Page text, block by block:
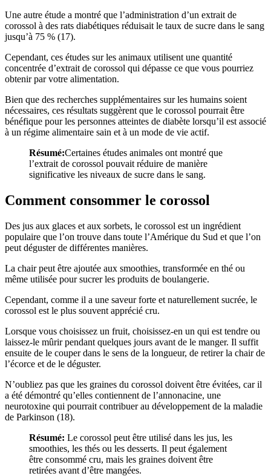
Une autre étude a montré que l’administration d’un extrait de
corossol à des rats diabétiques réduisait le taux de sucre dans le sang
jusqu’à 75 % (17).
Cependant, ces études sur les animaux utilisent une quantité
concentrée d’extrait de corossol qui dépasse ce que vous pourriez
obtenir par votre alimentation.
Bien que des recherches supplémentaires sur les humains soient
nécessaires, ces résultats suggèrent que le corossol pourrait être
bénéfique pour les personnes atteintes de diabète lorsqu’il est associé
à un régime alimentaire sain et à un mode de vie actif.
Résumé:Certaines études animales ont montré que
l’extrait de corossol pouvait réduire de manière
significative les niveaux de sucre dans le sang.
Comment consommer le corossol
Des jus aux glaces et aux sorbets, le corossol est un ingrédient
populaire que l’on trouve dans toute l’Amérique du Sud et que l’on
peut déguster de différentes manières.
La chair peut être ajoutée aux smoothies, transformée en thé ou
même utilisée pour sucrer les produits de boulangerie.
Cependant, comme il a une saveur forte et naturellement sucrée, le
corossol est le plus souvent apprécié cru.
Lorsque vous choisissez un fruit, choisissez-en un qui est tendre ou
laissez-le mûrir pendant quelques jours avant de le manger. Il suffit
ensuite de le couper dans le sens de la longueur, de retirer la chair de
l’écorce et de le déguster.
N’oubliez pas que les graines du corossol doivent être évitées, car il
a été démontré qu’elles contiennent de l’annonacine, une
neurotoxine qui pourrait contribuer au développement de la maladie
de Parkinson (18).
Résumé: Le corossol peut être utilisé dans les jus, les
smoothies, les thés ou les desserts. Il peut également
être consommé cru, mais les graines doivent être
retirées avant d’être mangées.